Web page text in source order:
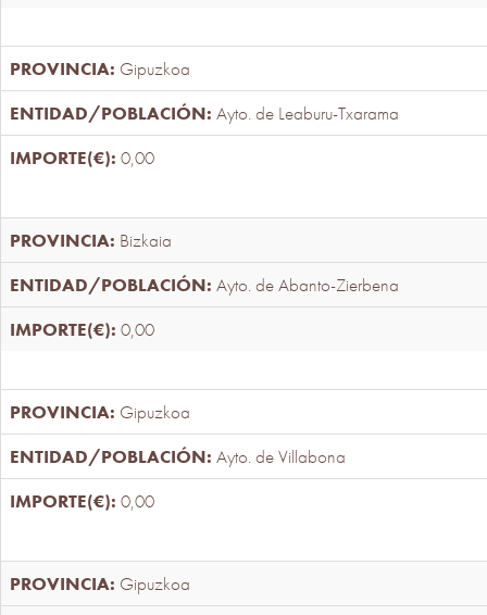
Gipuzkoa
Ayto. de Leaburu-Txarama
0,00
Bizkaia
Ayto. de Abanto-Zierbena
0,00
Gipuzkoa
Ayto. de Villabona
0,00
Gipuzkoa